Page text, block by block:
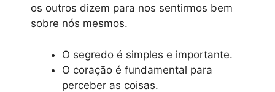
os outros dizem para nos sentirmos bem
sobre nós mesmos.
O segredo é simples e importante.
O coração é fundamental para
perceber as coisas.